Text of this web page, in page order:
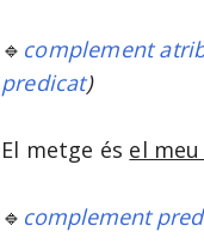
🔹 complement
predicat)
El metge és el
🔹 complement